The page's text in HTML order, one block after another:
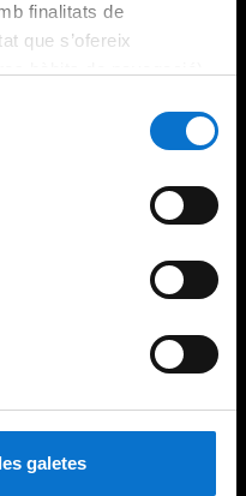
finalitats de
que s’ofereix
lloc web de la
galetes